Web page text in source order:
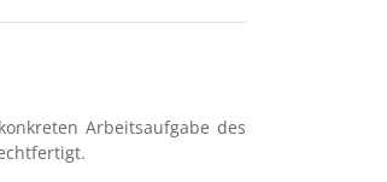
Arbeitsaufgabe des